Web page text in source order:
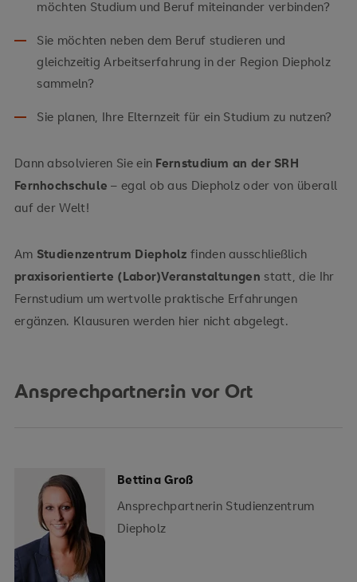
möchten Studium und Beruf miteinander verbinden?
Sie möchten neben dem Beruf studieren und
gleichzeitig Arbeitserfahrung in der Region Diepholz
sammeln?
Sie planen, Ihre Elternzeit für ein Studium zu nutzen?
Dann absolvieren Sie ein Fernstudium an der SRH
Fernhochschule – egal ob aus Diepholz oder von überall
auf der Welt!
Am Studienzentrum Diepholz finden ausschließlich
praxisorientierte (Labor)Veranstaltungen statt, die Ihr
Fernstudium um wertvolle praktische Erfahrungen
ergänzen. Klausuren werden hier nicht abgelegt.
Ansprechpartner:in vor Ort
Bettina Groß
Ansprechpartnerin Studienzentrum
Diepholz